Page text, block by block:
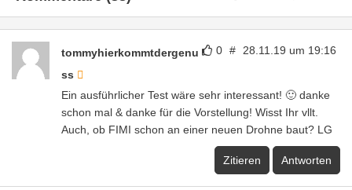
0 # 28.11.19 um 19:16
tommyhierkommtdergenu
ss
Ein ausführlicher Test wäre sehr interessant! 🙂 danke
schon mal & danke für die Vorstellung! Wisst Ihr vllt.
Auch, ob FIMI schon an einer neuen Drohne baut? LG
Zitieren Antworten